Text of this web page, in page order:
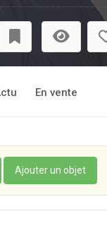
En vente
Ajouter un objet